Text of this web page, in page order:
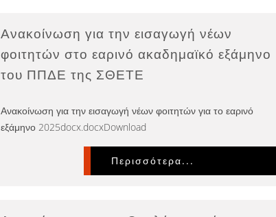
Ανακοίνωση για την εισαγωγή νέων
φοιτητών στο εαρινό ακαδημαϊκό εξάμηνο
του ΠΠΔΕ της ΣΘΕΤΕ
Ανακοίνωση για την εισαγωγή νέων φοιτητών για το εαρινό
εξάμηνο 2025docx.docxDownload
Περισσότερα...